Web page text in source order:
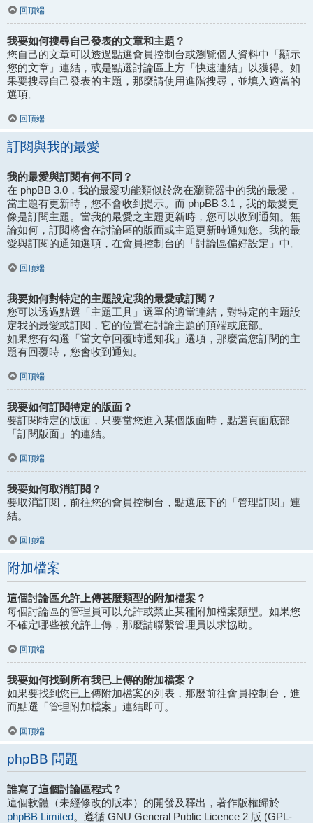
回頂端
我要如何搜尋自己發表的文章和主題？
您自己的文章可以透過點選會員控制台或瀏覽個人資料中「顯示
您的文章」連結，或是點選討論區上方「快速連結」以獲得。如
果要搜尋自己發表的主題，那麼請使用進階搜尋，並填入適當的
選項。
回頂端
訂閱與我的最愛
我的最愛與訂閱有何不同？
在 phpBB 3.0，我的最愛功能類似於您在瀏覽器中的我的最愛，
當主題有更新時，您不會收到提示。而 phpBB 3.1，我的最愛更
像是訂閱主題。當我的最愛之主題更新時，您可以收到通知。無
論如何，訂閱將會在討論區的版面或主題更新時通知您。我的最
愛與訂閱的通知選項，在會員控制台的「討論區偏好設定」中。
回頂端
我要如何對特定的主題設定我的最愛或訂閱？
您可以透過點選「主題工具」選單的適當連結，對特定的主題設
定我的最愛或訂閱，它的位置在討論主題的頂端或底部。
如果您有勾選「當文章回覆時通知我」選項，那麼當您訂閱的主
題有回覆時，您會收到通知。
回頂端
我要如何訂閱特定的版面？
要訂閱特定的版面，只要當您進入某個版面時，點選頁面底部
「訂閱版面」的連結。
回頂端
我要如何取消訂閱？
要取消訂閱，前往您的會員控制台，點選底下的「管理訂閱」連
結。
回頂端
附加檔案
這個討論區允許上傳甚麼類型的附加檔案？
每個討論區的管理員可以允許或禁止某種附加檔案類型。如果您
不確定哪些被允許上傳，那麼請聯繫管理員以求協助。
回頂端
我要如何找到所有我已上傳的附加檔案？
如果要找到您已上傳附加檔案的列表，那麼前往會員控制台，進
而點選「管理附加檔案」連結即可。
回頂端
phpBB 問題
誰寫了這個討論區程式？
這個軟體（未經修改的版本）的開發及釋出，著作版權歸於
phpBB Limited。遵循 GNU General Public Licence 2 版 (GPL-